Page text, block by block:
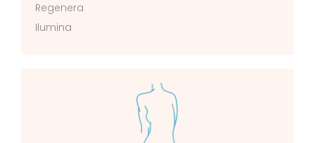
Regenera
Ilumina